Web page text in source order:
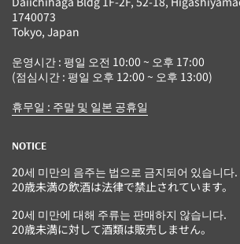
1740073
Tokyo, Japan
운영시간 : 평일 오전 10:00 ~ 오후 17:00
(점심시간 : 평일 오후 12:00 ~ 오후 13:00)
휴무일 : 주말 및 일본 공휴일
NOTICE
20세 미만의 음주는 법으로 금지되어 있습니다.
20歳未満の飲酒は法律で禁止されています。
20세 미만에 대해 주류는 판매하지 않습니다.
20歳未満に対して酒類は販売しません。